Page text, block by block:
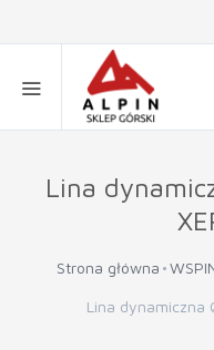
Lina
Strona główna
Lina dynamiczna